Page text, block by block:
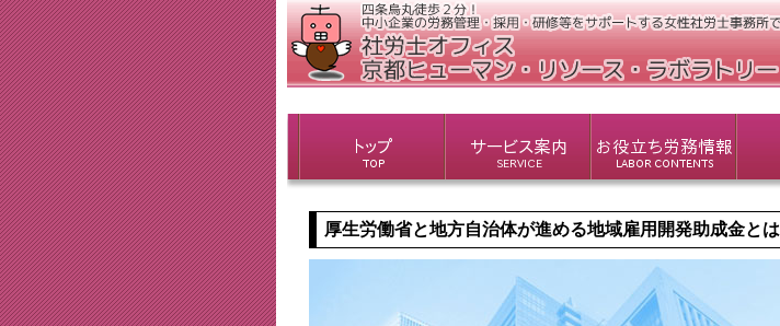
厚生労働省と地方自治体が進める地域雇用開発助成金とは